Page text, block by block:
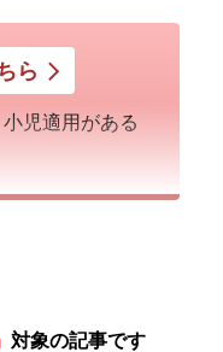
ら
児適用がある
対象の記事です